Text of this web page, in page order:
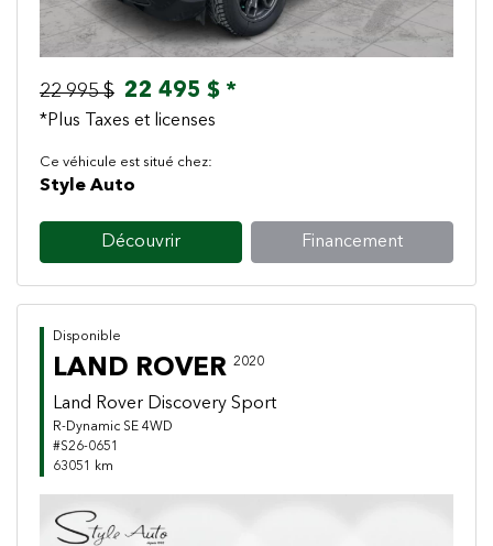
22 995 $ 22 495 $ *
*Plus Taxes et licenses
Ce véhicule est situé chez:
Style Auto
Découvrir Financement
Disponible
LAND ROVER 2020
Land Rover Discovery Sport
R-Dynamic SE 4WD
#S26-0651
63051 km